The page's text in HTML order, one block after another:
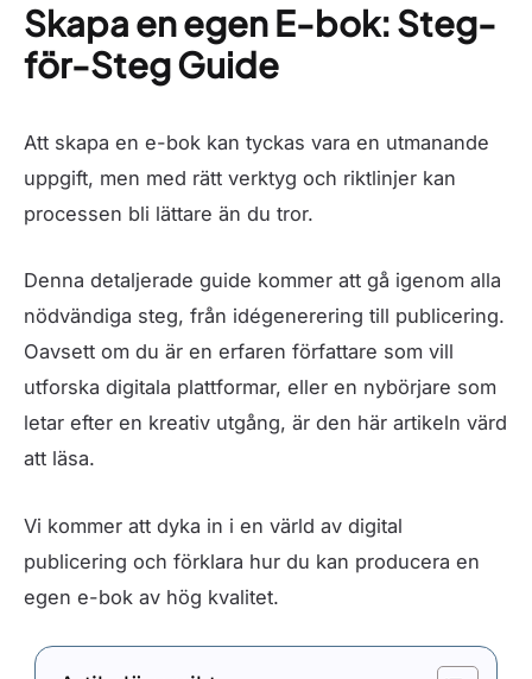
Skapa en egen E-bok: Steg-
för-Steg Guide
Att skapa en e-bok kan tyckas vara en utmanande
uppgift, men med rätt verktyg och riktlinjer kan
processen bli lättare än du tror.
Denna detaljerade guide kommer att gå igenom alla
nödvändiga steg, från idégenerering till publicering.
Oavsett om du är en erfaren författare som vill
utforska digitala plattformar, eller en nybörjare som
letar efter en kreativ utgång, är den här artikeln värd
att läsa.
Vi kommer att dyka in i en värld av digital
publicering och förklara hur du kan producera en
egen e-bok av hög kvalitet.